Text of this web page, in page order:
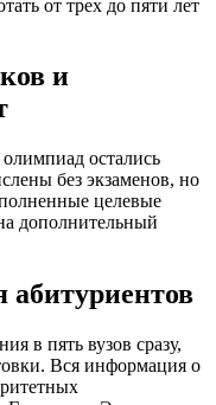
от трех до пяти лет
и
остались
без экзаменов, но
целевые
дополнительный
в пять вузов сразу,
Вся информация о